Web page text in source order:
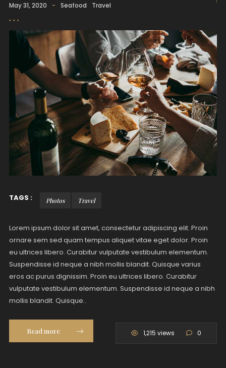
May 31, 2020 - Seafood Travel
TAGS : Photos Travel
Lorem ipsum dolor sit amet, consectetur adipiscing elit. Proin
ornare sem sed quam tempus aliquet vitae eget dolor. Proin
eu ultrices libero. Curabitur vulputate vestibulum elementum.
Suspendisse id neque a nibh mollis blandit. Quisque varius
eros ac purus dignissim. Proin eu ultrices libero. Curabitur
vulputate vestibulum elementum. Suspendisse id neque a nibh
mollis blandit. Quisque..
Read more 1,215 views 0